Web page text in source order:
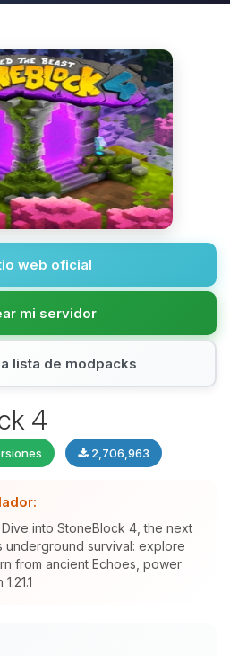
web oficial
mi servidor
lista de modpacks
4
2,706,963
into StoneBlock 4, the next
underground survival: explore
from ancient Echoes, power
alguien con quien
tu pequeno